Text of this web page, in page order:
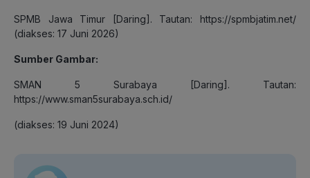
SPMB Jawa Timur [Daring]. Tautan: https://spmbjatim.net/
(diakses: 17 Juni 2026)
Sumber Gambar:
SMAN 5 Surabaya [Daring]. Tautan:
https://www.sman5surabaya.sch.id/
(diakses: 19 Juni 2024)